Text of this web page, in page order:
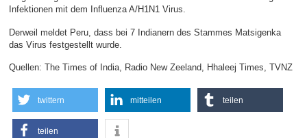
Infektionen mit dem Influenza A/H1N1 Virus.
Derweil meldet Peru, dass bei 7 Indianern des Stammes Matsigenka
das Virus festgestellt wurde.
Quellen: The Times of India, Radio New Zeeland, Hhaleej Times, TVNZ
twittern mitteilen teilen
teilen